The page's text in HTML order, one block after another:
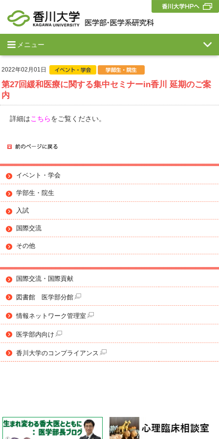
メニュー
2022年02月01日
第27回緩和医療に関する集中セミナーin香川 延期のご案
内
詳細はこちらをご覧ください。
イベント・学会
学部生・院生
入試
国際交流
その他
国際交流・国際貢献
図書館 医学部分館
情報ネットワーク管理室
医学部内向け
香川大学のコンプライアンス